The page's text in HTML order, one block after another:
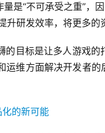
是“不可承受之重”，
研发效率，将更多的
目标是让多人游戏
维方面解决开发者